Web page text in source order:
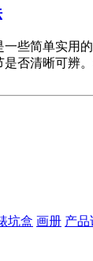
些简单实用
否清晰可辨
坑盒 画册 产品